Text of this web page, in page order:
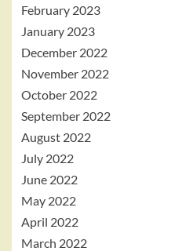
February 2023
January 2023
December 2022
November 2022
October 2022
September 2022
August 2022
July 2022
June 2022
May 2022
April 2022
March 2022